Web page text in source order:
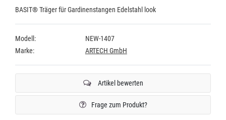
BASIT® Träger für Gardinenstangen Edelstahl look
Modell:
NEW-1407
Marke:
ARTECH GmbH
Artikel bewerten
Frage zum Produkt?